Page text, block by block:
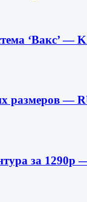
‘Вакс’ —
размеров —
за